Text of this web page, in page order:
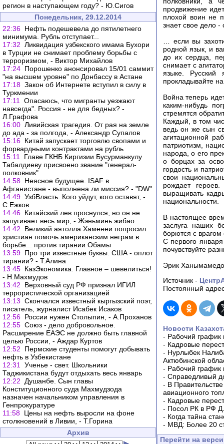
регион в наступающем году? - Ю.Сигов
Понедельник, 29.12.2014
22:36 Нефть подешевела до пятилетнего
минимума. Рубль отступает...
17:32 Ликвидация узбекского имама Бухори
в Турции не снимает проблему борьбы с
терроризмом, - Виктор Михайлов
17:24 Порошенко анонсировал 15/01 саммит
"на высшем уровне" по Донбассу в Астане
17:18 Закон об Интернете вступил в силу в
Туркмении
17:11
Опасаюсь, что мигранты уезжают
навсегда". Россия - не для бедных? -
Л.Графова
16:00 Ливийская трагедия. От рая на земле
до ада - за полгода, - Александр Супалов
15:16 Китай запускает торговлю свопами и
форвардными контрактами на рубль
15:11
Главе ГКНБ Киргизии Бусурманкулу
Табалдиеву присвоено звание "генерал-
полковник"
14:58 Неясное будущее. ISAF в
Афганистане - выполнена ли миссия? - "DW"
14:49 УзбВласть. Кого уйдут, кого оставят, -
С.Ежков
14:46 Китайский лев проснулся, но он не
запугивает весь мир, - Жэньминь жибао
14:42
Великий аятолла Хаменеи попросил
христиан помочь американским неграм в
борьбе... против тирании Обамы
13:59 Про три известные буквы. США - оплот
тирании? - Т.Алина
13:45 КазЭкономика. Главное – шевелиться!
- Н.Махмудов
13:42
Верховный суд РФ признал ИГИЛ
террористической организацией
13:13 Скончался известный кыргызский поэт,
писатель, журналист Исабек Исаков
12:56 России нужен Столыпин, - А.Проханов
12:55 Союз - дело добровольное.
Расширение ЕАЭС не должно быть главной
целью России, - Аждар Куртов
12:52
Пермские студенты помогут добывать
нефть в Узбекистане
12:31
Ученье - свет. Школьники
Таджикистана будут отдыхать весь январь
12:22
Душанбе. Сын главы
Конституционного суда Махмудзода
назначен начальником управления в
Генпрокуратуре
11:58 Цены на нефть выросли на фоне
столкновений в Ливии, - Т.Горина
Архив
продвижение
плохой воин не
знает свое дело
… если вы
родной язык, и
до их сердца,
снимает с
языке.
прокладывайте
Война теперь
каким-нибудь
стремятся
Каждый, в том
ведь он же сын
агитационной
патриотизм,
народа, о его
о борцах за
гордость и
свои
рождает
выращивать
национальности.
В настоящее
заслуга наших
борются с
С первого
почувствуйте
Эрик
Источник -
Постоянный
Новости
- Рабочий график
- Кадровые
- Нурлыбек
Актюбинской
- Рабочий график
- Справедливый
- В
авиационного
- Кадровые
- Посол РК в РФ
- Когда тайна
- МВД: Более 20
Перейти на